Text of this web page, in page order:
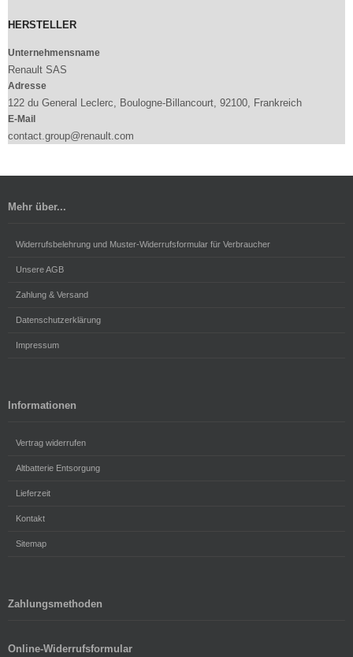
HERSTELLER
Unternehmensname
Renault SAS
Adresse
122 du General Leclerc, Boulogne-Billancourt, 92100, Frankreich
E-Mail
contact.group@renault.com
Mehr über...
Widerrufsbelehrung und Muster-Widerrufsformular für Verbraucher
Unsere AGB
Zahlung & Versand
Datenschutzerklärung
Impressum
Informationen
Vertrag widerrufen
Altbatterie Entsorgung
Lieferzeit
Kontakt
Sitemap
Zahlungsmethoden
Online-Widerrufsformular